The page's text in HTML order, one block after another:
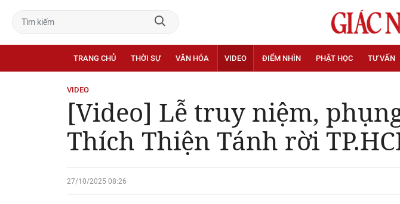
TRANG CHỦ THỜI SỰ VĂN HÓA VIDEO ĐIỂM NHÌN PHẬT HỌC TƯ VẤN
VIDEO
[Video] Lễ truy niệm,
Thích Thiện Tánh rời
27/10/2025 08:26